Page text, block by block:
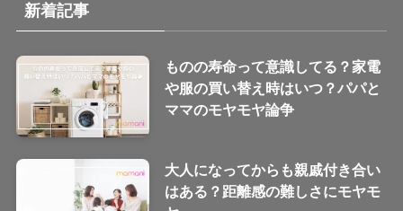
新着記事
ものの寿命って意識してる？家電
や服の買い替え時はいつ？パパと
ママのモヤモヤ論争
大人になってからも親戚付き合い
はある？距離感の難しさにモヤモ